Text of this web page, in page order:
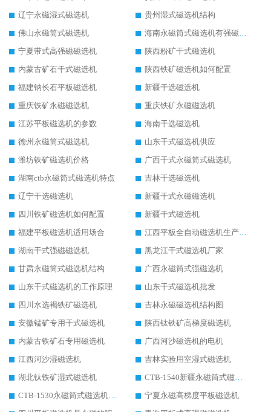
辽宁永磁湿式磁选机
贵州湿式磁选机结构
佛山永磁筒式磁选机
海南永磁筒式磁选机有强磁的吗
宁夏带式高强磁磁选机
陕西粉矿干式磁选机
内蒙古矿石干式磁选机
陕西铁矿磁选机如何配置
福建钠长石平板磁选机
新疆干选磁选机
重庆铁矿永磁磁选机
重庆铁矿永磁磁选机
江苏平板磁选机的参数
海南干选磁选机
德州永磁筒式磁选机
山东干式磁选机供应
潍坊铁矿磁选机价格
广西干式永磁筒式磁选机
湖南ctb永磁筒式磁选机特点
吉林干选磁选机
辽宁干选磁选机
新疆干式永磁磁选机
四川铁矿磁选机如何配置
新疆干式磁选机
福建平板磁选机适用场合
江西平板全自动磁选机生产厂家
湖南干式强磁磁选机
黑龙江干式磁选机厂家
甘肃永磁筒式磁选机结构
广西永磁筒式强磁选机
山东干式磁选机的工作原理
山东干式磁选机批发
四川水选褐铁矿磁选机
吉林永磁磁选机结构图
安徽锰矿专用干式磁选机
陕西钛铁矿高梯度磁选机
内蒙古铁矿石专用磁选机
广西河沙磁选机的电机
江西河沙湿磁选机
吉林实验用室湿式磁选机
湖北钛铁矿湿式磁选机
CTB-1540新疆永磁筒式磁选机
CTB-1530永磁筒式磁选机代理商
宁夏永磁高梯度平板磁选机